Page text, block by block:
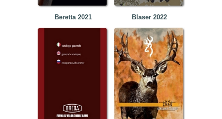
Beretta 2021 Blaser 2022